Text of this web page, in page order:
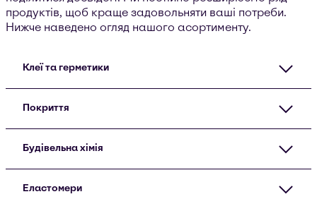
продуктів, щоб краще задовольняти ваші потреби.
Нижче наведено огляд нашого асортименту.
Клеї та герметики
Покриття
Будівельна хімія
Еластомери